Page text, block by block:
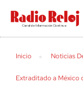
cerrar
Inicio Noticias
Extraditado a México